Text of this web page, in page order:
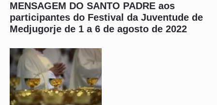
MENSAGEM DO SANTO PADRE aos
participantes do Festival da Juventude de
Medjugorje de 1 a 6 de agosto de 2022